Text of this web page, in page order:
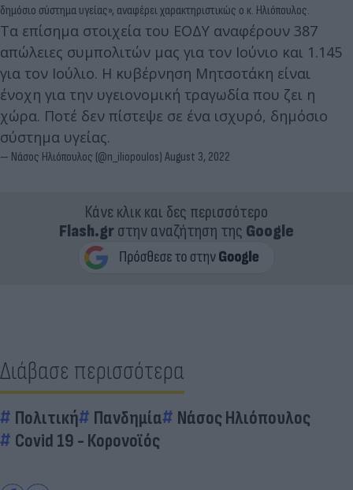
δημόσιο σύστημα υγείας», αναφέρει χαρακτηριστικώς ο κ. Ηλιόπουλος.
Τα επίσημα στοιχεία του ΕΟΔΥ αναφέρουν 387
απώλειες συμπολιτών μας για τον Ιούνιο και 1.145
για τον Ιούλιο. Η κυβέρνηση Μητσοτάκη είναι
ένοχη για την υγειονομική τραγωδία που ζει η
χώρα. Ποτέ δεν πίστεψε σε ένα ισχυρό, δημόσιο
σύστημα υγείας.
— Νάσος Ηλιόπουλος (@n_iliopoulos) August 3, 2022
Κάνε κλικ και δες περισσότερο
Flash.grστην αναζήτηση της Google
Διάβασε περισσότερα
Πολιτική Πανδημία
Νάσος Ηλιόπουλος
Covid 19 - Κορονοϊός